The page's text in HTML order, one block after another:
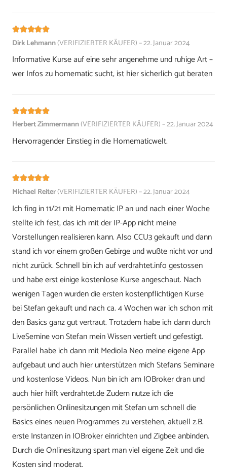
Bewertet mit5von 5
Dirk Lehmann(VERIFIZIERTER KÄUFER)–22. Januar 2024
Informative Kurse auf eine sehr angenehme und ruhige Art –
wer Infos zu homematic sucht, ist hier sicherlich gut beraten
Bewertet mit von 5
Herbert Zimmermann(VERIFIZIERTER KÄUFER)–22. Januar 2024
Hervorragender Einstieg in die Homematicwelt.
Bewertet mit5von 5
Michael Reiter(VERIFIZIERTER KÄUFER)–22. Januar 2024
Ich fing in 11/21 mit Homematic IP an und nach einer Woche
stellte ich fest, das ich mit der IP-App nicht meine
Vorstellungen realisieren kann. Also CCU3 gekauft und dann
stand ich vor einem großen Gebirge und wußte nicht vor und
nicht zurück. Schnell bin ich auf verdrahtet.info gestossen
und habe erst einige kostenlose Kurse angeschaut. Nach
wenigen Tagen wurden die ersten kostenpflichtigen Kurse
bei Stefan gekauft und nach ca. 4 Wochen war ich schon mit
den Basics ganz gut vertraut. Trotzdem habe ich dann durch
LiveSemine von Stefan mein Wissen vertieft und gefestigt.
Parallel habe ich dann mit Mediola Neo meine eigene App
aufgebaut und auch hier unterstützen mich Stefans Seminare
und kostenlose Videos. Nun bin ich am IOBroker dran und
auch hier hilft verdrahtet.de Zudem nutze ich die
persönlichen Onlinesitzungen mit Stefan um schnell die
Basics eines neuen Programmes zu verstehen, aktuell z.B.
erste Instanzen in IOBroker einrichten und Zigbee anbinden.
Durch die Onlinesitzung spart man viel eigene Zeit und die
Kosten sind moderat.